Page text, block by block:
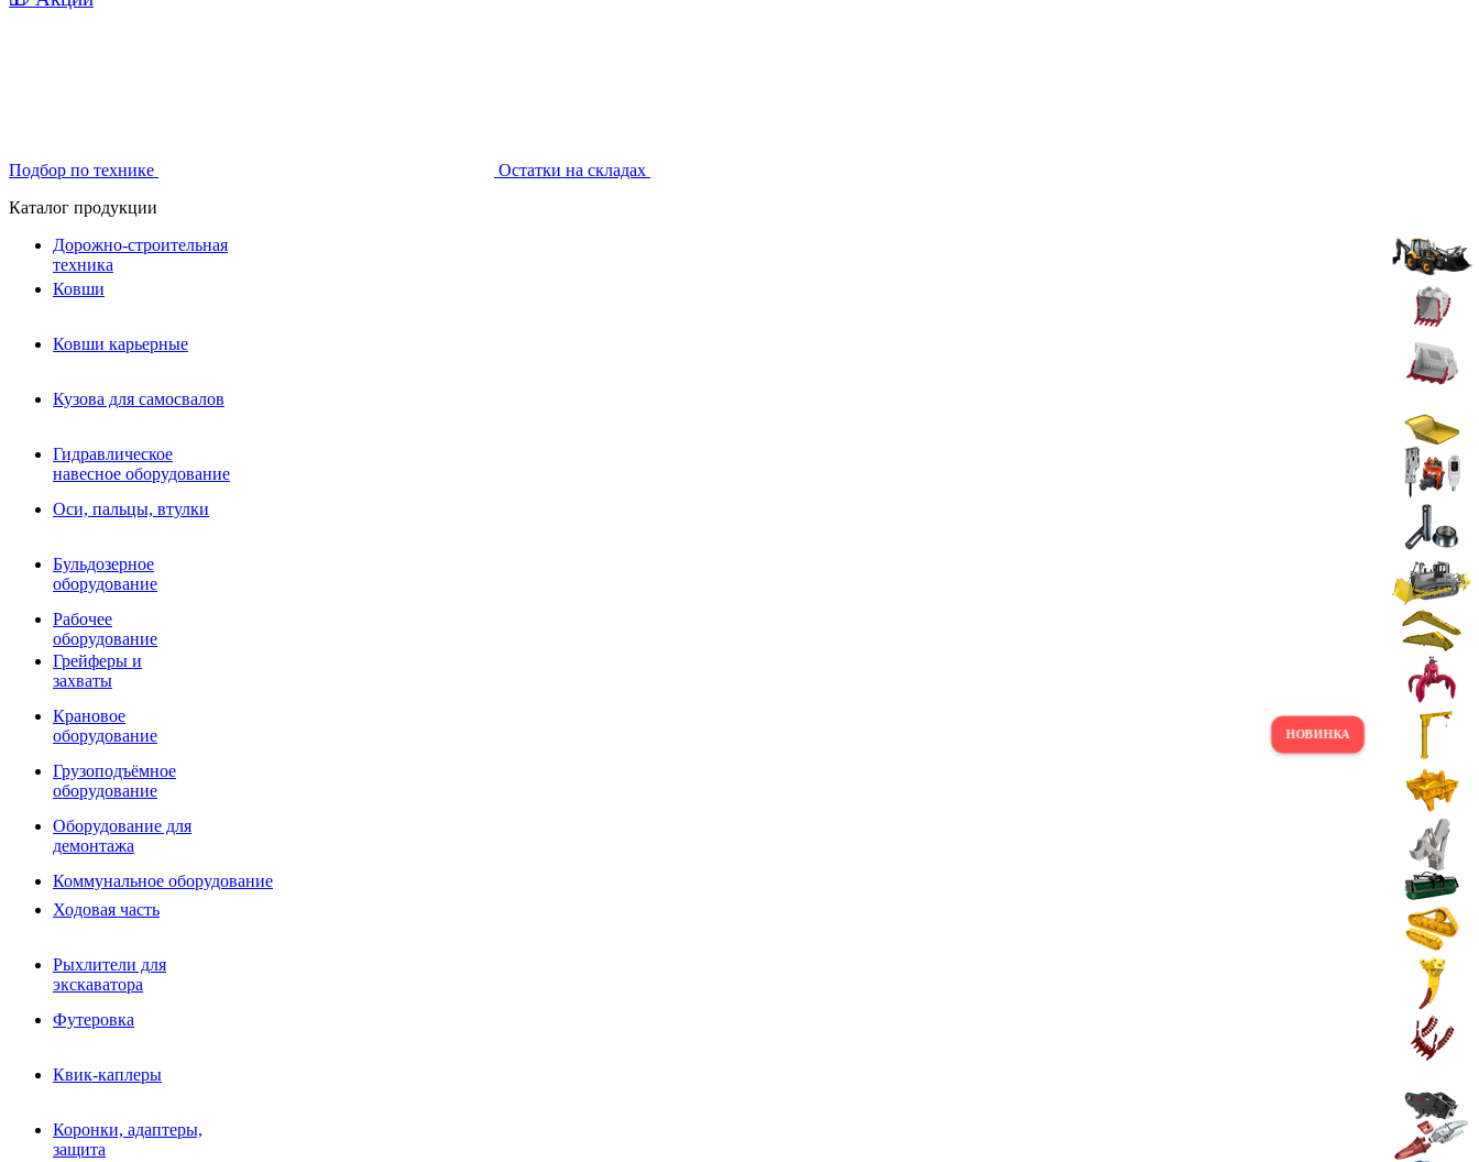
Гидравлическое навесное
оборудование
Гидробуры и шнеки
Вибротрамбовки
Навесные дорожные фрезы
Виброрипперы
Ковши дробильные щековые
Ковши дробильные роторные
Сортировочные ковши барабанные
Сортировочные ковши вальцовые
Фрезы роторные
Фрезы дисковые
Траншеекопатели
Просеивающие ковши для фронтальных погрузчиков
Распределители асфальта
Переходные плиты
Гидроразводка
РВД
Сваерезки
Как выбрать гидромолот
Подбор по технике
Остатки на складах
Каталог продукции
Дорожно-строительная
техника
Ковши
Ковши карьерные
Кузова для самосвалов
Гидравлическое
навесное оборудование
Оси, пальцы, втулки
Бульдозерное
оборудование
Рабочее
оборудование
Грейферы и
захваты
Крановое
оборудование
Грузоподъёмное
оборудование
Оборудование для
демонтажа
Коммунальное оборудование
Ходовая часть
Рыхлители для
экскаватора
Футеровка
Квик-каплеры
Коронки, адаптеры,
защита